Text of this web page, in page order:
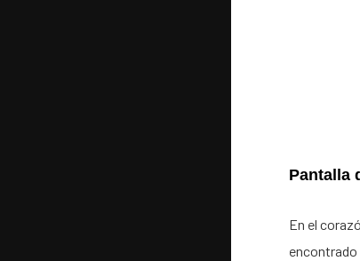
Pantalla
En el
encontrado